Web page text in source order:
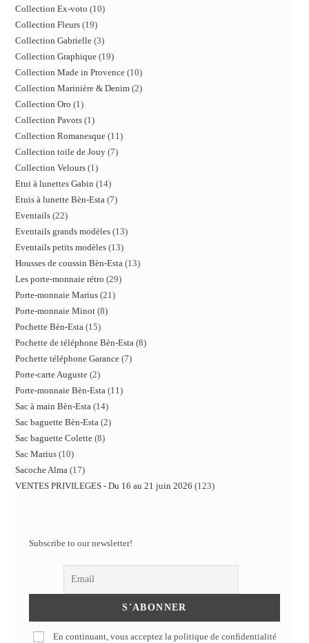
Collection Ex-voto 10
Collection Fleurs 19
Collection Gabrielle 3
Collection Graphique 19
Collection Made in Provence 10
Collection Marinière & Denim 2
Collection Oro 1
Collection Pavots 1
Collection Romanesque 11
Collection toile de Jouy 7
Collection Velours 1
Etui à lunettes Gabin 14
Etuis à lunette Bèn-Esta 7
Eventails 22
Eventails grands modèles 13
Eventails petits modèles 13
Housses de coussin Bèn-Esta 13
Les porte-monnaie rétro 29
Porte-monnaie Marius 21
Porte-monnaie Minot 8
Pochette Bèn-Esta 15
Pochette de téléphone Bèn-Esta 8
Pochette téléphone Garance 7
Porte-carte Auguste 2
Porte-monnaie Bèn-Esta 11
Sac à main Bèn-Esta 14
Sac baguette Bèn-Esta 2
Sac baguette Colette 8
Sac Marius 10
Sacoche Alma 17
VENTES PRIVILEGES - Du 16 au 21 juin 2026 123
Subscribe to our newsletter!
En continuant, vous acceptez la politique de confidentialité